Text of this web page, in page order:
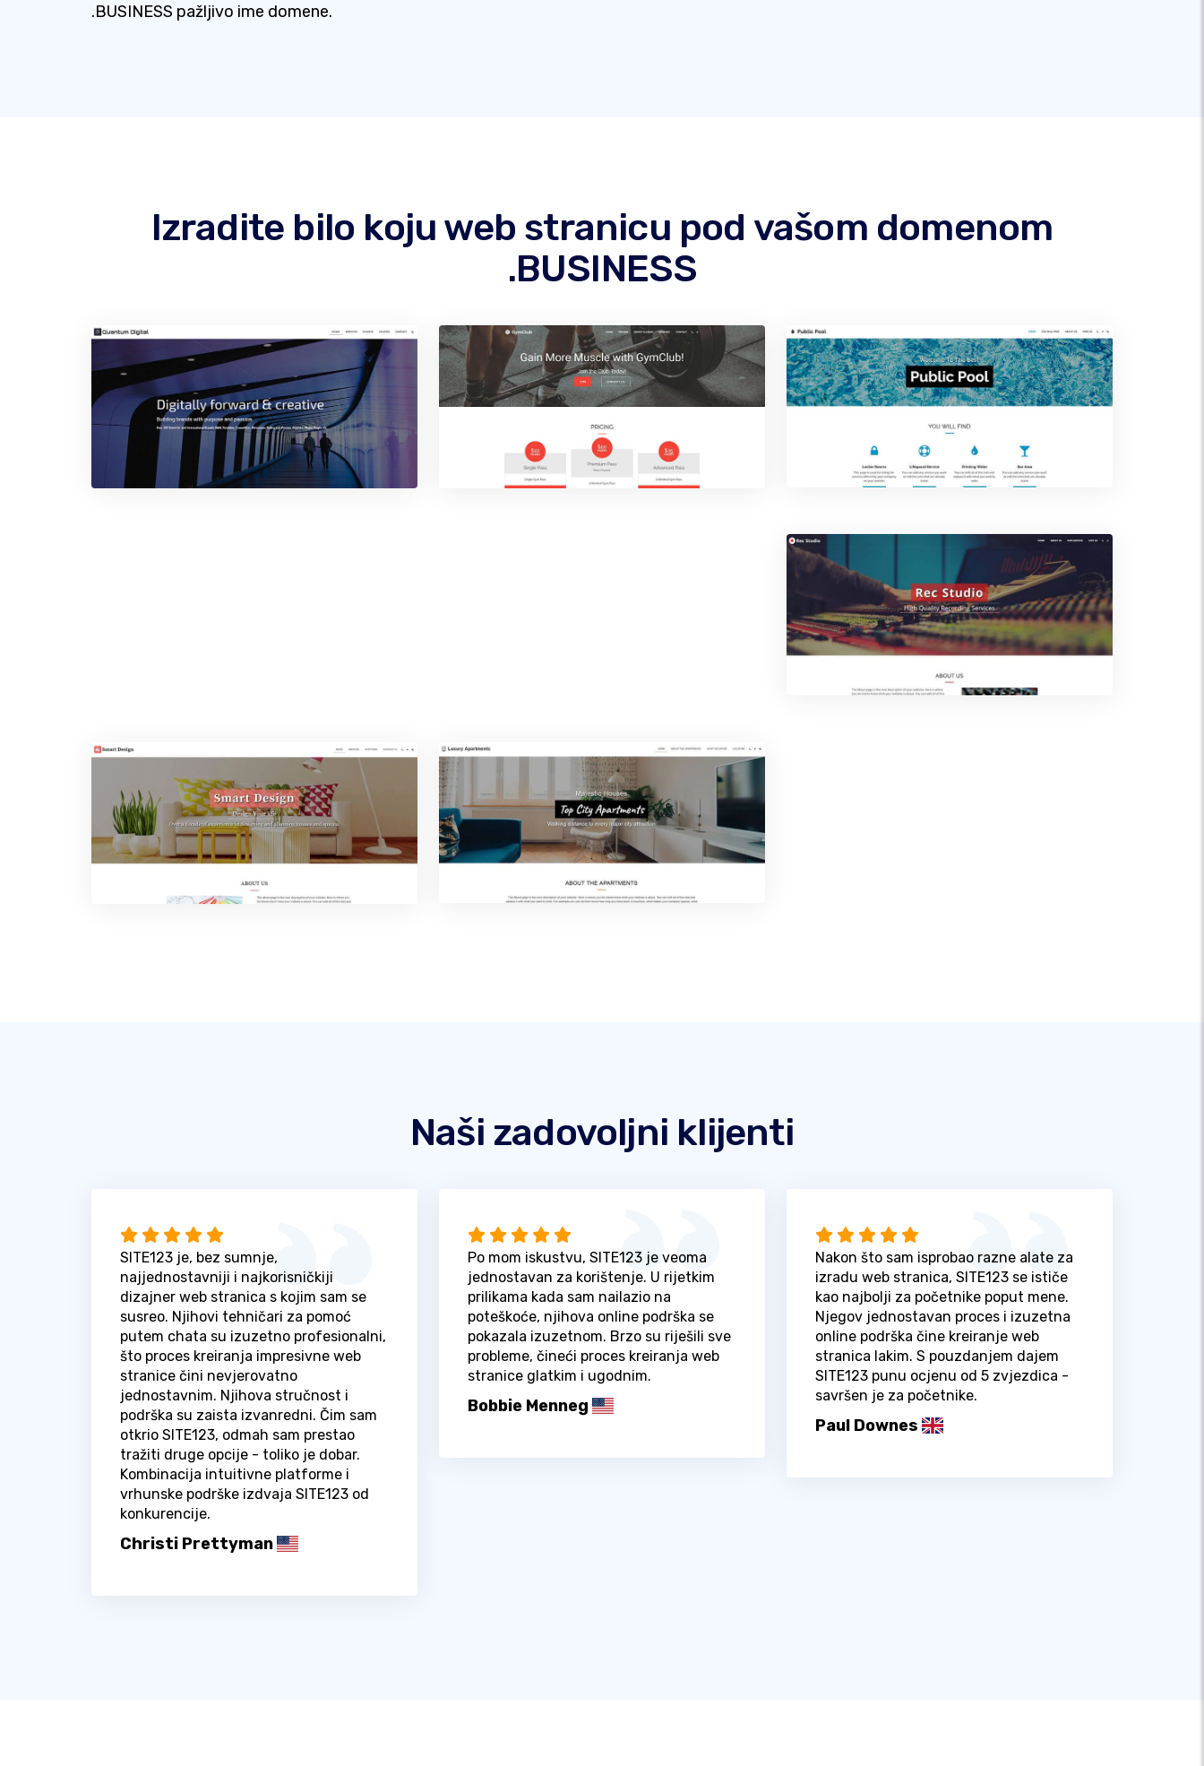
.BUSINESS pažljivo ime domene.
Izradite bilo koju web stranicu pod vašom domenom
.BUSINESS
Naši zadovoljni klijenti
SITE123 je, bez sumnje,
najjednostavniji i najkorisničkiji
dizajner web stranica s kojim sam se
susreo. Njihovi tehničari za pomoć
putem chata su izuzetno profesionalni,
što proces kreiranja impresivne web
stranice čini nevjerovatno
jednostavnim. Njihova stručnost i
podrška su zaista izvanredni. Čim sam
otkrio SITE123, odmah sam prestao
tražiti druge opcije - toliko je dobar.
Kombinacija intuitivne platforme i
vrhunske podrške izdvaja SITE123 od
konkurencije.
Christi Prettyman
Po mom iskustvu, SITE123 je veoma
jednostavan za korištenje. U rijetkim
prilikama kada sam nailazio na
poteškoće, njihova online podrška se
pokazala izuzetnom. Brzo su riješili sve
probleme, čineći proces kreiranja web
stranice glatkim i ugodnim.
Bobbie Menneg
Nakon što sam isprobao razne alate za
izradu web stranica, SITE123 se ističe
kao najbolji za početnike poput mene.
Njegov jednostavan proces i izuzetna
online podrška čine kreiranje web
stranica lakim. S pouzdanjem dajem
SITE123 punu ocjenu od 5 zvjezdica -
savršen je za početnike.
Paul Downes